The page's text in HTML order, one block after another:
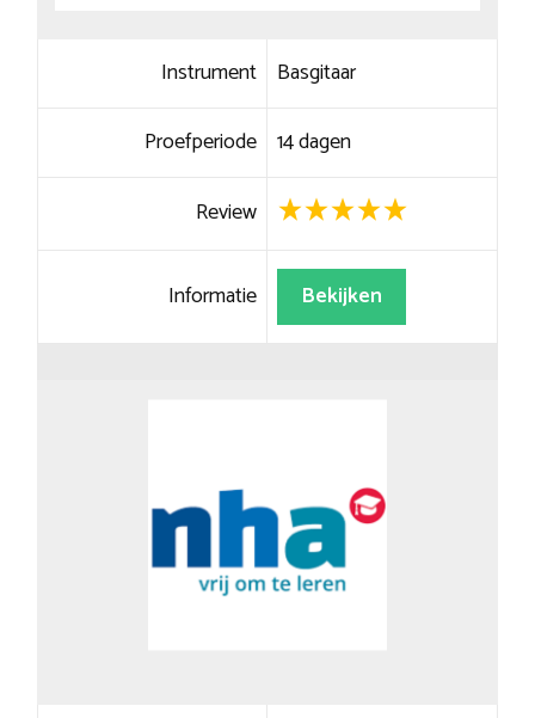
Instrument Basgitaar
Proefperiode 14 dagen
Review
Informatie Bekijken